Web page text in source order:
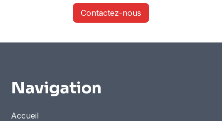
Contactez-nous
Navigation
Accueil